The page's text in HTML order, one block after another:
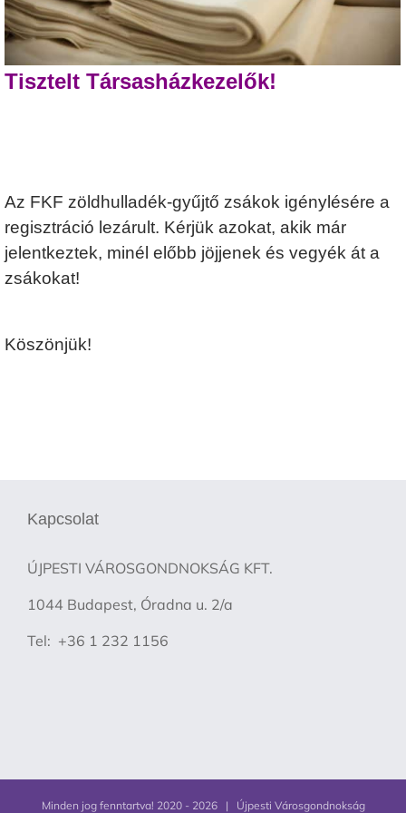
Tisztelt Társasházkezelők!
Az FKF zöldhulladék-gyűjtő zsákok igénylésére a
regisztráció lezárult. Kérjük azokat, akik már
jelentkeztek, minél előbb jöjjenek és vegyék át a
zsákokat!
Köszönjük!
Kapcsolat
ÚJPESTI VÁROSGONDNOKSÁG KFT.
1044 Budapest, Óradna u. 2/a
Tel: +36 1 232 1156
Minden jog fenntartva! 2020 - 2026 | Újpesti Városgondnokság